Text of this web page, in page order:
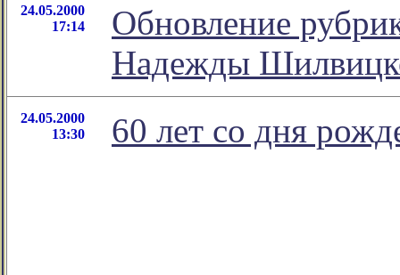
24.05.2000
17:14
Обновление
Надежды
24.05.2000
13:30
60 лет со дня